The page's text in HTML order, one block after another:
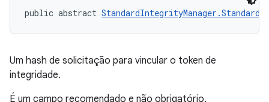
public abstract
Um hash de solicitação para vincular o token de
integridade.
É um campo recomendado e não obrigatório.